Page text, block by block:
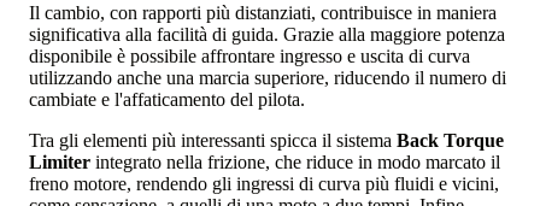
Il cambio, con rapporti più distanziati, contribuisce in maniera
significativa alla facilità di guida. Grazie alla maggiore potenza
disponibile è possibile affrontare ingresso e uscita di curva
utilizzando anche una marcia superiore, riducendo il numero di
cambiate e l'affaticamento del pilota.
Tra gli elementi più interessanti spicca il sistema Back Torque
Limiter integrato nella frizione, che riduce in modo marcato il
freno motore, rendendo gli ingressi di curva più fluidi e vicini,